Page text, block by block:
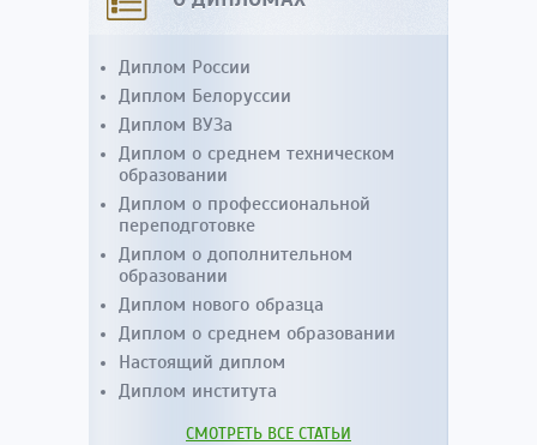
Диплом России
Диплом Белоруссии
Диплом ВУЗа
Диплом о среднем техническом
образовании
Диплом о профессиональной
переподготовке
Диплом о дополнительном
образовании
Диплом нового образца
Диплом о среднем образовании
Настоящий диплом
Диплом института
СМОТРЕТЬ ВСЕ СТАТЬИ